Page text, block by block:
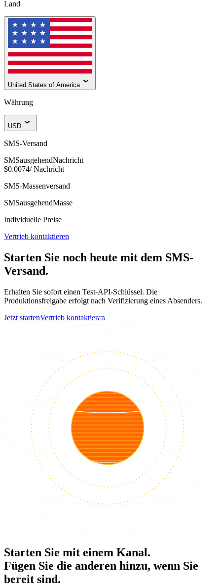
Land
United States of America
Währung
USD
SMS-Versand
SMSausgehendNachricht
$0.0074/Nachricht
SMS-Massenversand
SMSausgehendMasse
Individuelle Preise
Vertrieb kontaktieren
Starten Sie noch heute mit dem SMS-
Versand.
Erhalten Sie sofort einen Test-API-Schlüssel. Die
Produktionsfreigabe erfolgt nach Verifizierung eines Absenders.
Jetzt startenVertrieb kontaktieren
Starten Sie mit einem Kanal.
Fügen Sie die anderen hinzu, wenn Sie
bereit sind.